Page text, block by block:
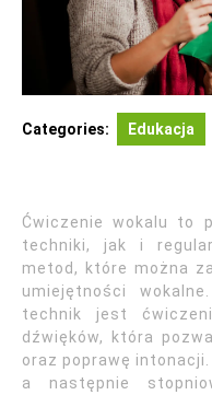
Categories: Edukacja
Ćwiczenie wokalu to
techniki, jak i
metod, które można
umiejętności
technik jest
dźwięków, która
oraz poprawę
a następnie